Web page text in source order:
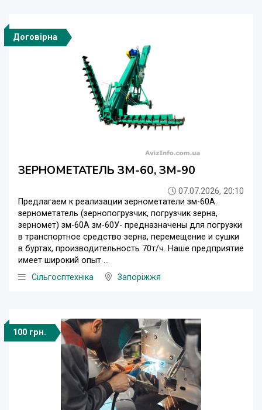
Договірна
ЗЕРНОМЕТАТЕЛЬ ЗМ-60, ЗМ-90
07.07.2026, 20:10
Предлагаем к реализации зернометатели зм-60А.
зернометатель (зернопогрузчик, погрузчик зерна,
зерномет) зм-60А зм-60У- предназначены для погрузки
в транспортное средство зерна, перемещение и сушки
в буртах, производительность 70т/ч. Наше предприятие
имеет широкий опыт ...
Сільгосптехніка
Запоріжжя
100 грн.